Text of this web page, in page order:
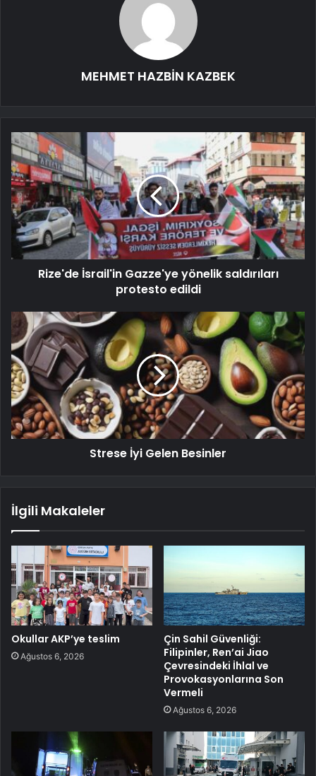
MEHMET HAZBİN KAZBEK
Rize'de İsrail'in Gazze'ye yönelik saldırıları
protesto edildi
Strese İyi Gelen Besinler
İlgili Makaleler
Okullar AKP’ye teslim
Ağustos 6, 2026
Çin Sahil Güvenliği:
Filipinler, Ren’ai Jiao
Çevresindeki İhlal ve
Provokasyonlarına Son
Vermeli
Ağustos 6, 2026